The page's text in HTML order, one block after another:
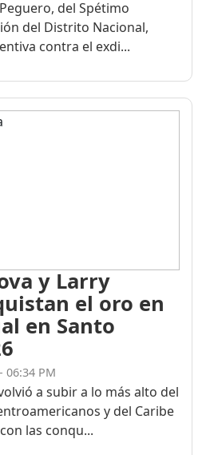
del Spétimo
del Distrito Nacional,
contra el exdi...
y Larry
el oro en
en Santo
06:34 PM
a subir a lo más alto del
y del Caribe
las conqu...